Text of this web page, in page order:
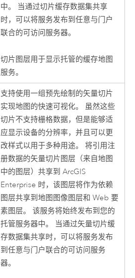
中。 当通过切片缓存数据集共享
时，可以将服务发布到任意与门户
联合的可访问服务器。
切片图层用于显示托管的缓存地图
服务。
支持使用一组预先绘制的矢量切片
实现地图的快速可视化。 虽然这些
切片不支持栅格数据，但是能够适
应显示设备的分辨率，并且可以更
改样式以用于多种用途。 将引用注
册数据的矢量切片图层（来自地图
中的图层）共享到ArcGIS
Enterprise 时，该图层将作为依赖
图层共享到地图图像图层和 Web 要
素图层。 该服务将始终发布到您的
托管服务器中。 当通过矢量切片缓
存数据集共享时，可以将服务发布
到任意与门户联合的可访问服务
器。